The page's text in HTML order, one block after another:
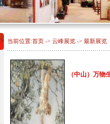
当前位置:首页-> 云峰展览-> 最新展览
（中山）万物